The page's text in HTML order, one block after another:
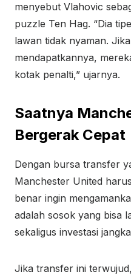
menyebut Vlahovic
puzzle Ten Hag. “Dia
lawan tidak nyaman.
mendapatkannya,
kotak penalti,” ujarnya.
Saatnya
Bergerak Cepat
Dengan bursa transfer
Manchester United
benar ingin
adalah sosok yang bisa
sekaligus investasi
Jika transfer ini